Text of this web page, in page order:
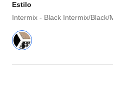
Estilo
Intermix - Black Intermix/Black/